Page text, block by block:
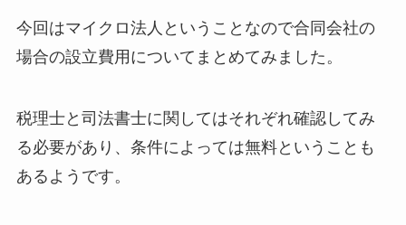
今回はマイクロ法人ということなので合同会社の
場合の設立費用についてまとめてみました。
税理士と司法書士に関してはそれぞれ確認してみ
る必要があり、条件によっては無料ということも
あるようです。